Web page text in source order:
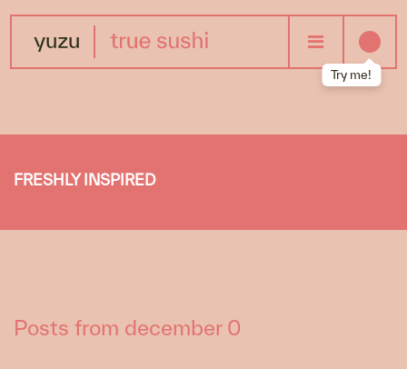
Skip
main
content
Try me!
FRESHLY INSPIRED
Posts from december 0